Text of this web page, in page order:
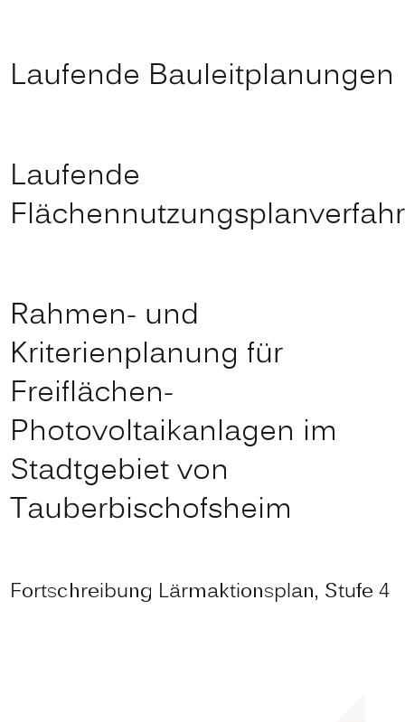
Laufende Bauleitplanungen
Laufende
Rahmen- und
Kriterienplanung für
Freiflächen-
Photovoltaikanlagen im
Stadtgebiet von
Tauberbischofsheim
Fortschreibung Lärmaktionsplan, Stufe 4